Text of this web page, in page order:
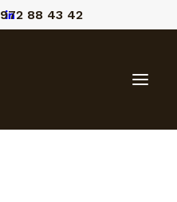
972 88 43 42